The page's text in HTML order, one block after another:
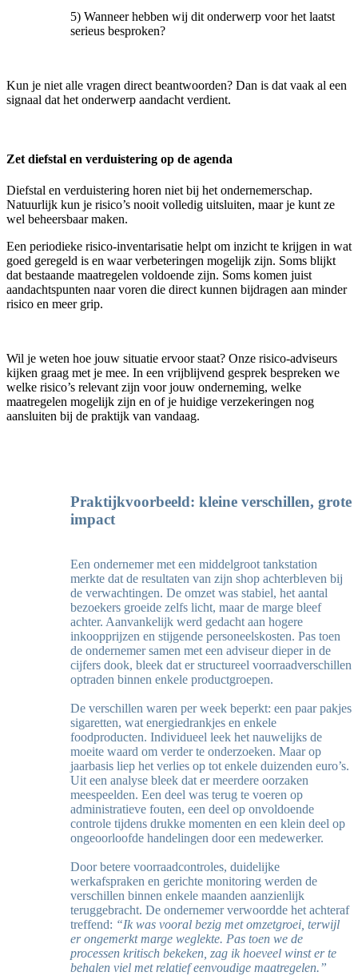
5) Wanneer hebben wij dit onderwerp voor het laatst
serieus besproken?
Kun je niet alle vragen direct beantwoorden? Dan is dat vaak al een
signaal dat het onderwerp aandacht verdient.
Zet diefstal en verduistering op de agenda
Diefstal en verduistering horen niet bij het ondernemerschap.
Natuurlijk kun je risico’s nooit volledig uitsluiten, maar je kunt ze
wel beheersbaar maken.
Een periodieke risico-inventarisatie helpt om inzicht te krijgen in wat
goed geregeld is en waar verbeteringen mogelijk zijn. Soms blijkt
dat bestaande maatregelen voldoende zijn. Soms komen juist
aandachtspunten naar voren die direct kunnen bijdragen aan minder
risico en meer grip.
Wil je weten hoe jouw situatie ervoor staat? Onze risico-adviseurs
kijken graag met je mee. In een vrijblijvend gesprek bespreken we
welke risico’s relevant zijn voor jouw onderneming, welke
maatregelen mogelijk zijn en of je huidige verzekeringen nog
aansluiten bij de praktijk van vandaag.
Praktijkvoorbeeld: kleine verschillen, grote
impact
Een ondernemer met een middelgroot tankstation
merkte dat de resultaten van zijn shop achterbleven bij
de verwachtingen. De omzet was stabiel, het aantal
bezoekers groeide zelfs licht, maar de marge bleef
achter. Aanvankelijk werd gedacht aan hogere
inkoopprijzen en stijgende personeelskosten. Pas toen
de ondernemer samen met een adviseur dieper in de
cijfers dook, bleek dat er structureel voorraadverschillen
optraden binnen enkele productgroepen.
De verschillen waren per week beperkt: een paar pakjes
sigaretten, wat energiedrankjes en enkele
foodproducten. Individueel leek het nauwelijks de
moeite waard om verder te onderzoeken. Maar op
jaarbasis liep het verlies op tot enkele duizenden euro’s.
Uit een analyse bleek dat er meerdere oorzaken
meespeelden. Een deel was terug te voeren op
administratieve fouten, een deel op onvoldoende
controle tijdens drukke momenten en een klein deel op
ongeoorloofde handelingen door een medewerker.
Door betere voorraadcontroles, duidelijke
werkafspraken en gerichte monitoring werden de
verschillen binnen enkele maanden aanzienlijk
teruggebracht. De ondernemer verwoordde het achteraf
treffend: “Ik was vooral bezig met omzetgroei, terwijl
er ongemerkt marge weglekte. Pas toen we de
processen kritisch bekeken, zag ik hoeveel winst er te
behalen viel met relatief eenvoudige maatregelen.”